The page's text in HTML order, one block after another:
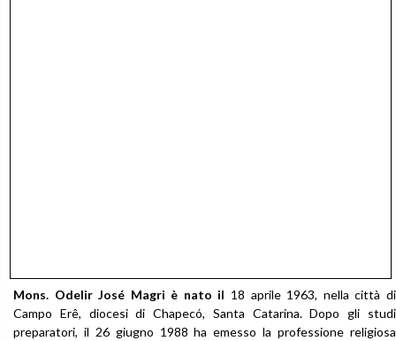
Mons. Odelir José Magri è nato il 18 aprile 1963, nella città di
Campo Erê, diocesi di Chapecó, Santa Catarina. Dopo gli studi
preparatori, il 26 giugno 1988 ha emesso la professione religiosa